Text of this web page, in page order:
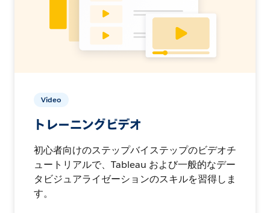
Video
トレーニングビデオ
初心者向けのステップバイステップのビデオチ
ュートリアルで、Tableau および一般的なデー
タビジュアライゼーションのスキルを習得しま
す。